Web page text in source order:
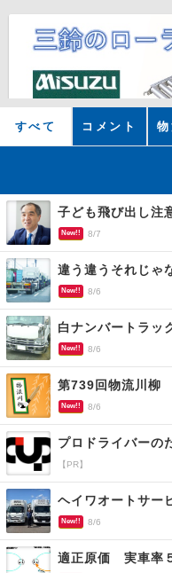
すべて コメント
子ども飛び出し注
New!! 8/7
New!! 8/6
New!! 8/6
第739回物流川柳
New!! 8/6
プロドライバーの
【PR】
New!! 8/6